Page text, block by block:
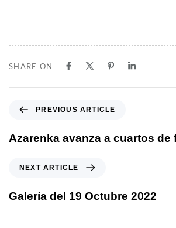
SHARE ON
PREVIOUS ARTICLE
Azarenka avanza a cuartos de
NEXT ARTICLE
Galería del 19 Octubre 2022